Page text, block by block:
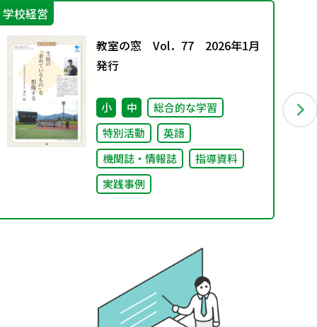
学校経営
教室の窓 Vol．77 2026年1月
発行
小 中
総合的な学習
特別活動
英語
機関誌・情報誌
指導資料
実践事例